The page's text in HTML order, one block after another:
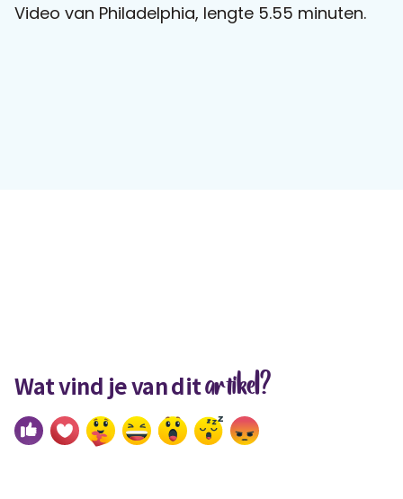
Clientdossier Wiki
Mijn
Over
Contact
Video van Philadelphia, lengte 5.55 minuten.
Wat vind je van ditartikel?